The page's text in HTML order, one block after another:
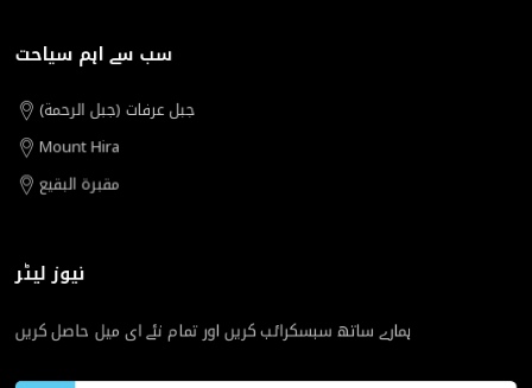
سب سے اہم سیاحت
جبل عرفات (جبل الرحمة)
Mount Hira
مقبرة البقيع
نیوز لیٹر
ہمارے ساتھ سبسکرائب کریں اور تمام نئے ای میل حاصل کریں